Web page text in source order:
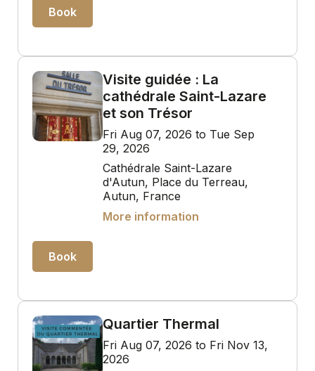
Book
Visite guidée : La
cathédrale Saint-Lazare
et son Trésor
Fri Aug 07, 2026 to Tue Sep
29, 2026
Cathédrale Saint-Lazare
d'Autun, Place du Terreau,
Autun, France
More information
Book
Quartier Thermal
Fri Aug 07, 2026 to Fri Nov 13,
2026